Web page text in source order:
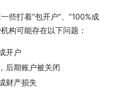
些打着”包开户”、”100%成
构可能存在以下问题：
开户
后期账户被关闭
财产损失